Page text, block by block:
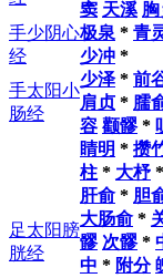
窦 天溪
手少阴心
经
极泉 * 青
少冲 *
手太阳小
肠经
少泽* 前
肩贞 * 臑
容 颧髎*
足太阳膀
胱经
睛明 * 攒
柱 * 大杼 *
肝俞* 胆
大肠俞*
髎 次髎*
中 * 附分